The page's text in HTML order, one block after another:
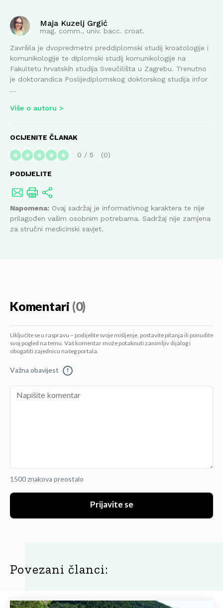
Maja Kuzelj Grgić
mag. comm., univ. bacc. croat.
Završila je dvopredmetni preddiplomski studij kroatologije i
komunikologije te diplomski studij komunikologije na
Fakultetu hrvatskih studija Sveučilišta u Zagrebu. Trenutno
je doktorandica Poslijediplomskog doktorskog studija infor
...
Više o autoru
OCIJENITE ČLANAK
★ ★ ★ ★ ★ 0 / 5 0
PODIJELITE
Napomena: Ovaj sadržaj je informativnog karaktera te nije
prilagođen vašim osobnim potrebama. Sadržaj nije zamjena
za stručni medicinski savjet.
Komentari (0)
Uključite se u raspravu – podijelite svoje mišljenje, postavite pitanja ili ponudite
svoj pogled na temu. Vaš komentar može potaknuti zanimljiv dijalog i
obogatiti zajednicu našeg portala.
Važna obavijest !
1500 znakova preostalo
Prijavite se
Povezani članci: